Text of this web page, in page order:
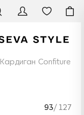
Кардиган Confiture
93/ 127